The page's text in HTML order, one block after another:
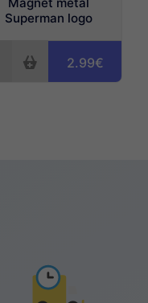
Superman logo
2.99€